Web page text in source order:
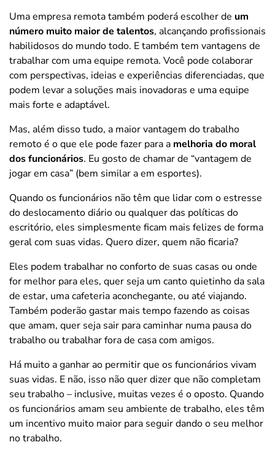
Uma empresa remota também poderá escolher de um
número muito maior de talentos, alcançando profissionais
habilidosos do mundo todo. E também tem vantagens de
trabalhar com uma equipe remota. Você pode colaborar
com perspectivas, ideias e experiências diferenciadas, que
podem levar a soluções mais inovadoras e uma equipe
mais forte e adaptável.
Mas, além disso tudo, a maior vantagem do trabalho
remoto é o que ele pode fazer para a melhoria do moral
dos funcionários. Eu gosto de chamar de “vantagem de
jogar em casa” (bem similar a em esportes).
Quando os funcionários não têm que lidar com o estresse
do deslocamento diário ou qualquer das políticas do
escritório, eles simplesmente ficam mais felizes de forma
geral com suas vidas. Quero dizer, quem não ficaria?
Eles podem trabalhar no conforto de suas casas ou onde
for melhor para eles, quer seja um canto quietinho da sala
de estar, uma cafeteria aconchegante, ou até viajando.
Também poderão gastar mais tempo fazendo as coisas
que amam, quer seja sair para caminhar numa pausa do
trabalho ou trabalhar fora de casa com amigos.
Há muito a ganhar ao permitir que os funcionários vivam
suas vidas. E não, isso não quer dizer que não completam
seu trabalho – inclusive, muitas vezes é o oposto. Quando
os funcionários amam seu ambiente de trabalho, eles têm
um incentivo muito maior para seguir dando o seu melhor
no trabalho.